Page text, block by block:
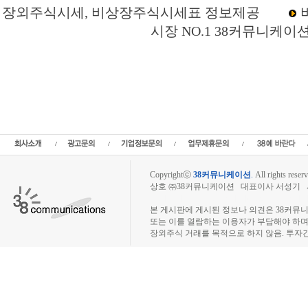
장외주식시세, 비상장주식시세표 정보제공
시장 NO.1 38커뮤니케이
Copyrightⓒ 38커뮤니케이션. All rights
상호 ㈜38커뮤니케이션 대표이사 서성기
본 게시판에 게시된 정보나 의견은 38커뮤
또는 이를 열람하는 이용자가 부담해야 하
장외주식 거래를 목적으로 하지 않음. 투